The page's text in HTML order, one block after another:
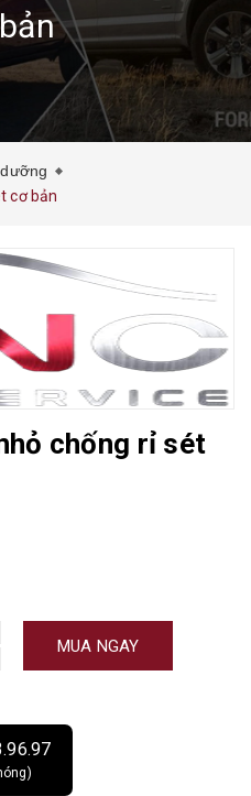
LIÊN HỆ
cơ bản
chống rỉ sét
MUA NGAY